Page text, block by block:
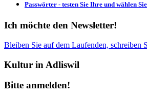
Passwörter - testen Sie Ihre und wählen
Ich möchte den Newsletter!
Bleiben Sie auf dem Laufenden, schreiben
Kultur in Adliswil
Bitte anmelden!